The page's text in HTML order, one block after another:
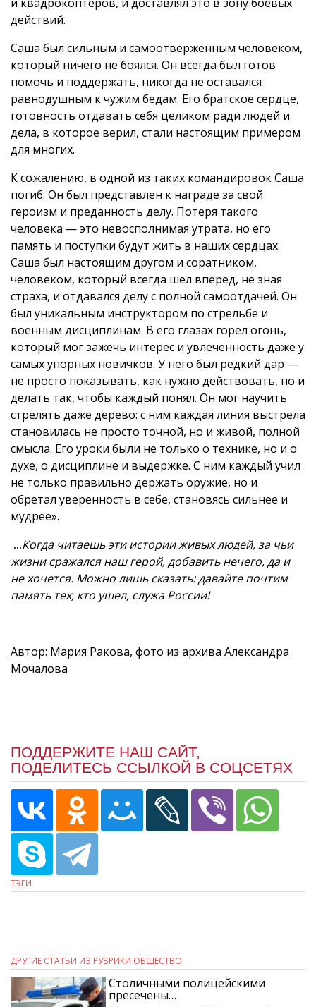
действий.
Саша был сильным и самоотверженным человеком,
который ничего не боялся. Он всегда был готов
помочь и поддержать, никогда не оставался
равнодушным к чужим бедам. Его братское сердце,
готовность отдавать себя целиком ради людей и
дела, в которое верил, стали настоящим примером
для многих.
К сожалению, в одной из таких командировок Саша
погиб. Он был представлен к награде за свой
героизм и преданность делу. Потеря такого
человека — это невосполнимая утрата, но его
память и поступки будут жить в наших сердцах.
Саша был настоящим другом и соратником,
человеком, который всегда шел вперед, не зная
страха, и отдавался делу с полной самоотдачей. Он
был уникальным инструктором по стрельбе и
военным дисциплинам. В его глазах горел огонь,
который мог зажечь интерес и увлеченность даже у
самых упорных новичков. У него был редкий дар —
не просто показывать, как нужно действовать, но и
делать так, чтобы каждый понял. Он мог научить
стрелять даже дерево: с ним каждая линия выстрела
становилась не просто точной, но и живой, полной
смысла. Его уроки были не только о технике, но и о
духе, о дисциплине и выдержке. С ним каждый учил
не только правильно держать оружие, но и
обретал уверенность в себе, становясь сильнее и
мудрее».
...Когда читаешь эти истории живых людей, за чьи
жизни сражался наш герой, добавить нечего, да и
не хочется. Можно лишь сказать: давайте почтим
память тех, кто ушел, служа России!
Автор: Мария Ракова, фото из архива Александра
Мочалова
ПОДДЕРЖИТЕ НАШ САЙТ,
ПОДЕЛИТЕСЬ ССЫЛКОЙ В СОЦСЕТЯХ
ТЭГИ
ДРУГИЕ СТАТЬИ ИЗ РУБРИКИ ОБЩЕСТВО
Столичными полицейскими
пресечены…